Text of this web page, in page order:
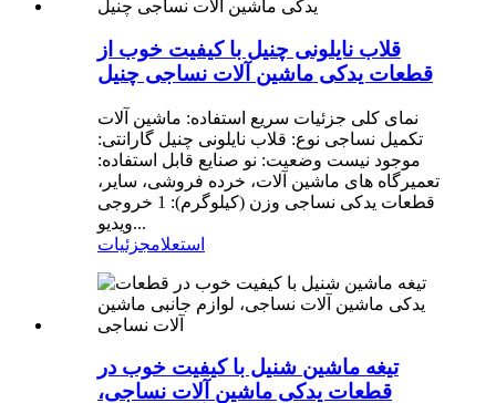
قلاب نایلونی چنیل با کیفیت خوب از
قطعات یدکی ماشین آلات نساجی چنیل
نمای کلی جزئیات سریع استفاده: ماشین آلات
تکمیل نساجی نوع: قلاب نایلونی چنیل گارانتی:
موجود نیست وضعیت: نو صنایع قابل استفاده:
تعمیرگاه های ماشین آلات، خرده فروشی، سایر،
قطعات یدکی نساجی وزن (کیلوگرم): 1 خروجی
ویدیو...
استعلامجزئیات
تیغه ماشین شنیل با کیفیت خوب در
قطعات یدکی ماشین آلات نساجی،